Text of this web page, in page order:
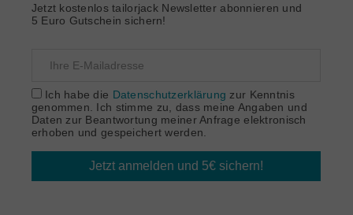
Jetzt kostenlos tailorjack Newsletter abonnieren und
5 Euro Gutschein sichern!
Ich habe die Datenschutzerklärung zur Kenntnis
genommen. Ich stimme zu, dass meine Angaben und
Daten zur Beantwortung meiner Anfrage elektronisch
erhoben und gespeichert werden.
Jetzt anmelden und 5€ sichern!